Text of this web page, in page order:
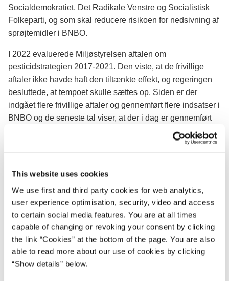
This website uses cookies
We use first and third party cookies for web analytics,
user experience optimisation, security, video and access
to certain social media features. You are at all times
capable of changing or revoking your consent by clicking
the link “Cookies” at the bottom of the page. You are also
able to read more about our use of cookies by clicking
“Show details” below.
Socialdemokratiet, Det Radikale Venstre og Socialistisk
Folkeparti, og som skal reducere risikoen for nedsivning af
sprøjtemidler i BNBO.
I 2022 evaluerede Miljøstyrelsen aftalen om
pesticidstrategien 2017-2021. Den viste, at de frivillige
aftaler ikke havde haft den tiltænkte effekt, og regeringen
besluttede, at tempoet skulle sættes op. Siden er der
indgået flere frivillige aftaler og gennemført flere indsatser i
BNBO og de seneste tal viser, at der i dag er gennemført
beskyttelsesindsatser i 19 procent af de BNBO, som skal
beskyttes. Tabel 1 viser kommunernes indberetning af
Trods fremdriften er beskyttelsesindsatsen dog langt fra i
mål, idét over 2.500 BNBO mangler at blive beskyttet.
Kun Ærø Kommune har gennemført indsatser i alle de
BNBO, hvor beskyttelse er vurderet nødvendig. Derimod
har hele 12 kommuner hverken gennemført indsatser eller
indberettet tilbudte aftaler for nogle af deres BNBO med
behov for beskyttelsesindsats.